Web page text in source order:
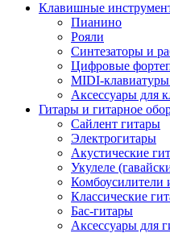
Клавишные
Пианино
Рояли
Синтезаторы и
Цифровые
MIDI-
Аксессуары для
Гитары и гитарное
Сайлент гитары
Электрогитары
Акустические
Укулеле
Комбоусилители
Классические
Бас-гитары
Аксессуары для